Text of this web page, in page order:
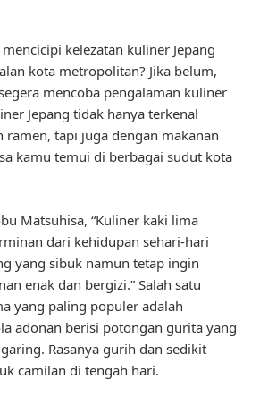
kelezatan kuliner Jepang
kota metropolitan? Jika belum,
mencoba pengalaman kuliner
Jepang tidak hanya terkenal
ramen, tapi juga dengan makanan
kamu temui di berbagai sudut kota
Matsuhisa, “Kuliner kaki lima
dari kehidupan sehari-hari
yang sibuk namun tetap ingin
enak dan bergizi.” Salah satu
yang paling populer adalah
adonan berisi potongan gurita yang
Rasanya gurih dan sedikit
camilan di tengah hari.